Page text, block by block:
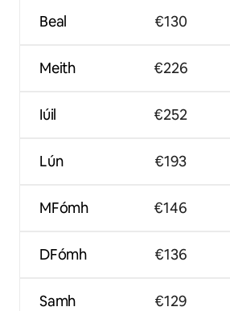
Beal
Meith
Iúil
Lún
MFómh
DFómh
Samh
€130
€226
€252
€193
€146
€136
€129